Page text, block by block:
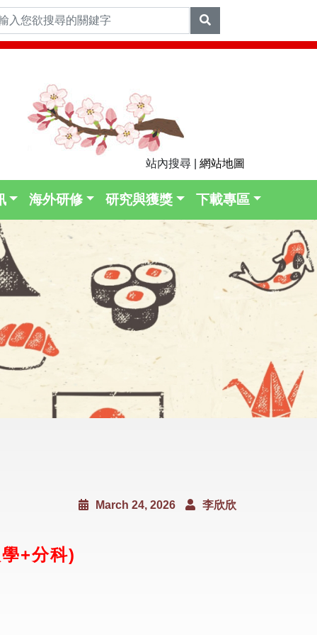
站內搜尋 | 網站地圖
海外研修 研究與獲獎 下載專區
March 24, 2026 李欣欣
+分科)